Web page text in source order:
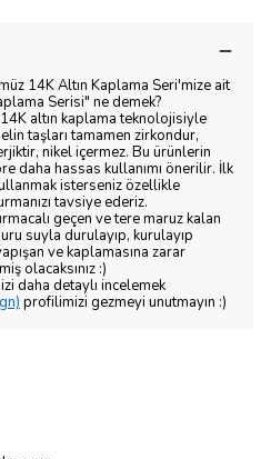
14K Altın Kaplama Seri'mize ait
Serisi" ne demek?
altın kaplama teknolojisiyle
taşları tamamen zirkondur,
nikel içermez. Bu ürünlerin
daha hassas kullanımı önerilir. İlk
isterseniz özellikle
tavsiye ederiz.
geçen ve tere maruz kalan
suyla durulayıp, kurulayıp
ve kaplamasına zarar
olacaksınız :)
daha detaylı incelemek
profilimizi gezmeyi unutmayın :)